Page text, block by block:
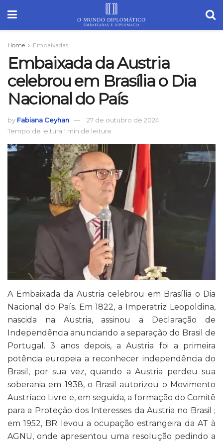
Home Embaixadas
Embaixada da Austria
celebrou em Brasília o Dia
Nacional do País
by Fabiana Ceyhan
27 de outubro de 2024
Tempo de leitura:1 min de leitura
A Embaixada da Austria celebrou em Brasília o Dia
Nacional do País. Em 1822, a Imperatriz Leopoldina,
nascida na Austria, assinou a Declaração de
Independência anunciando a separação do Brasil de
Portugal. 3 anos depois, a Austria foi a primeira
potência europeia a reconhecer independência do
Brasil, por sua vez, quando a Austria perdeu sua
soberania em 1938, o Brasil autorizou o Movimento
Austríaco Livre e, em seguida, a formação do Comitê
para a Proteção dos Interesses da Austria no Brasil ;
em 1952, BR levou a ocupação estrangeira da AT à
AGNU, onde apresentou uma resolução pedindo a